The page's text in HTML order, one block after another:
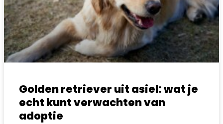
Golden retriever uit asiel: wat je
echt kunt verwachten van
adoptie